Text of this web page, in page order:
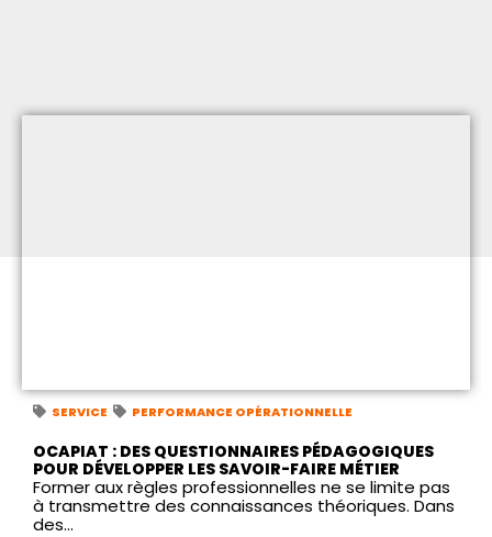
SERVICE PERFORMANCE OPÉRATIONNELLE
OCAPIAT : DES QUESTIONNAIRES PÉDAGOGIQUES
POUR DÉVELOPPER LES SAVOIR-FAIRE MÉTIER
Former aux règles professionnelles ne se limite pas
à transmettre des connaissances théoriques. Dans
des...